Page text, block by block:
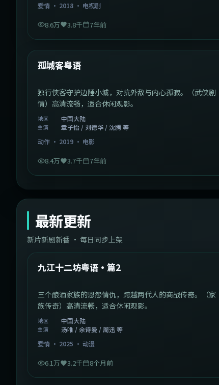
爱情 · 2018 · 电视剧
8.6万 3.8千 7年前
热门
中国大陆
孤城客粤语
独行侠客守护边陲小城，对抗外敌与内心孤寂。（武侠剧
情）高清流畅，适合休闲观影。
地区 中国大陆
主演
章子怡 / 刘德华 / 沈腾 等
动作 · 2019 · 电影
8.4万 3.7千 7年前
最新更新
新片新剧新番 · 每日同步上架
最新
中国大陆
九江十二坊粤语·篇2
三个酿酒家族的恩怨情仇，跨越两代人的商战传奇。（家
族传奇）高清流畅，适合休闲观影。
地区 中国大陆
主演
汤唯 / 佘诗曼 / 周迅 等
爱情 · 2025 · 动漫
6.1万 3.2千 8个月前
中国香港 1:10:21